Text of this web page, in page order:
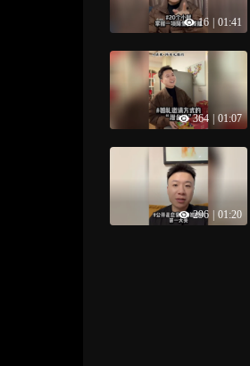
16 01:41
364 01:07
296 01:20